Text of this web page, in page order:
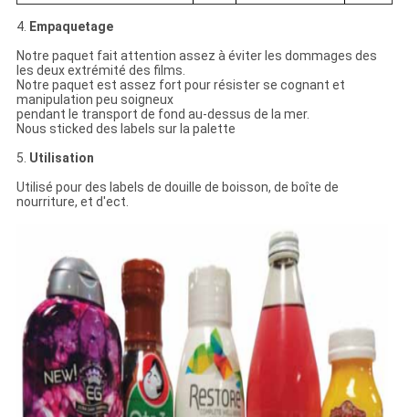
4. Empaquetage
Notre paquet fait attention assez à éviter les dommages des
les deux extrémité des films.
Notre paquet est assez fort pour résister se cognant et
manipulation peu soigneux
pendant le transport de fond au-dessus de la mer.
Nous sticked des labels sur la palette
5. Utilisation
Utilisé pour des labels de douille de boisson, de boîte de
nourriture, et d'ect.